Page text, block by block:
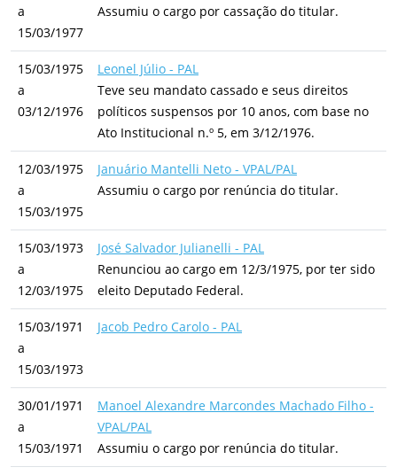
a
15/03/1977
Assumiu o cargo por cassação do titular.
15/03/1975
a
03/12/1976
Leonel Júlio - PAL
Teve seu mandato cassado e seus direitos
políticos suspensos por 10 anos, com base no
Ato Institucional n.º 5, em 3/12/1976.
12/03/1975
a
15/03/1975
Januário Mantelli Neto - VPAL/PAL
Assumiu o cargo por renúncia do titular.
15/03/1973
a
12/03/1975
José Salvador Julianelli - PAL
Renunciou ao cargo em 12/3/1975, por ter sido
eleito Deputado Federal.
15/03/1971
a
15/03/1973
Jacob Pedro Carolo - PAL
30/01/1971
a
15/03/1971
Manoel Alexandre Marcondes Machado Filho -
VPAL/PAL
Assumiu o cargo por renúncia do titular.